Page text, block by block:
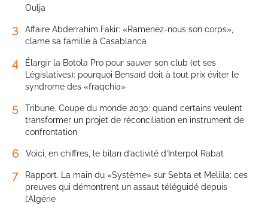
Oulja
3
Affaire Abderrahim Fakir: «Ramenez-nous son corps»,
clame sa famille à Casablanca
4
Élargir la Botola Pro pour sauver son club (et ses
Législatives): pourquoi Bensaïd doit à tout prix éviter le
syndrome des «fraqchia»
5
Tribune. Coupe du monde 2030: quand certains veulent
transformer un projet de réconciliation en instrument de
confrontation
6 Voici, en chiffres, le bilan d’activité d’Interpol Rabat
7
Rapport. La main du «Système» sur Sebta et Melilla: ces
preuves qui démontrent un assaut téléguidé depuis
l’Algérie